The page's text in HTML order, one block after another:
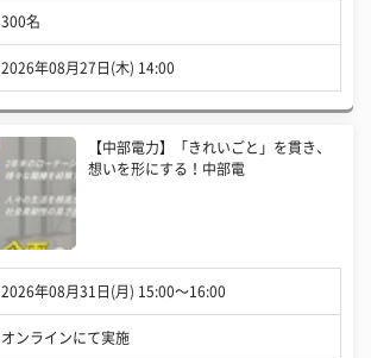
300名
2026年08月27日(木) 14:00
【中部電力】「きれいごと」を貫き、
想いを形にする！中部電
2026年08月31日(月) 15:00〜16:00
オンラインにて実施